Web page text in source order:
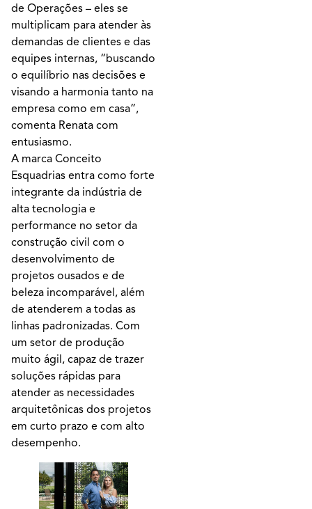
de Operações – eles se
multiplicam para atender às
demandas de clientes e das
equipes internas, “buscando
o equilíbrio nas decisões e
visando a harmonia tanto na
empresa como em casa”,
comenta Renata com
entusiasmo.
A marca Conceito
Esquadrias entra como forte
integrante da indústria de
alta tecnologia e
performance no setor da
construção civil com o
desenvolvimento de
projetos ousados e de
beleza incomparável, além
de atenderem a todas as
linhas padronizadas. Com
um setor de produção
muito ágil, capaz de trazer
soluções rápidas para
atender as necessidades
arquitetônicas dos projetos
em curto prazo e com alto
desempenho.